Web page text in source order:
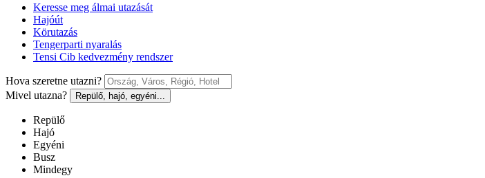
Keresse meg álmai utazását
Hajóút
Körutazás
Tengerparti nyaralás
Tensi Cib kedvezmény rendszer
Hova szeretne utazni?
Mivel utazna?
Repülő, hajó, egyéni...
Repülő
Hajó
Egyéni
Busz
Mindegy